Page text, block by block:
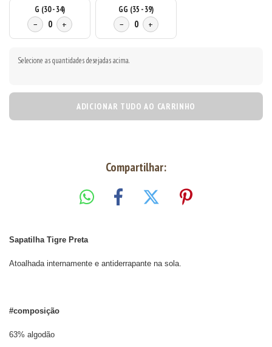
G (30 - 34)
− 0 +
GG (35 - 39)
− 0 +
Selecione as quantidades desejadas acima.
ADICIONAR TUDO AO CARRINHO
Compartilhar:
Sapatilha Tigre Preta
Atoalhada internamente e antiderrapante na sola.
#composição
63% algodão